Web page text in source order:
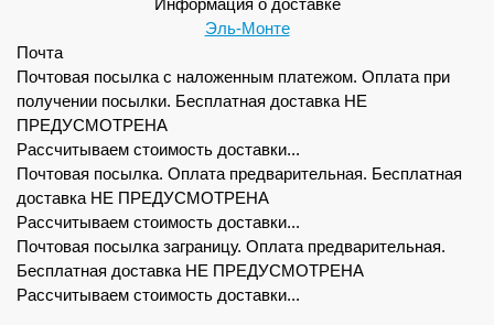
Информация о доставке
Эль-Монте
Почта
Почтовая посылка с наложенным платежом. Оплата при
получении посылки. Бесплатная доставка НЕ
ПРЕДУСМОТРЕНА
Рассчитываем стоимость доставки...
Почтовая посылка. Оплата предварительная. Бесплатная
доставка НЕ ПРЕДУСМОТРЕНА
Рассчитываем стоимость доставки...
Почтовая посылка заграницу. Оплата предварительная.
Бесплатная доставка НЕ ПРЕДУСМОТРЕНА
Рассчитываем стоимость доставки...